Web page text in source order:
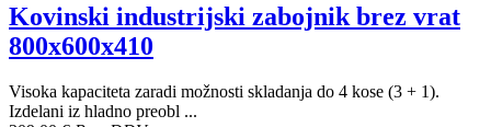
Kovinski industrijski zabojnik brez vrat
800x600x410
Visoka kapaciteta zaradi možnosti skladanja do 4 kose (3 + 1).
Izdelani iz hladno preobl ...